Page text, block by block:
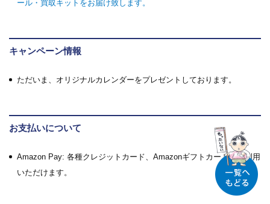
ール・買取キットをお届け致します。
キャンペーン情報
ただいま、オリジナルカレンダーをプレゼントしております。
お支払いについて
Amazon Pay: 各種クレジットカード、Amazonギフトカードがご利用
いただけます。